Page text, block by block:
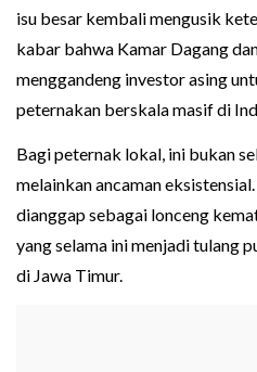
isu besar kembali mengusik
kabar bahwa Kamar Dagang
menggandeng investor asing
peternakan berskala masif di
Bagi peternak lokal, ini bukan
melainkan ancaman
dianggap sebagai lonceng
yang selama ini menjadi tulang
di Jawa Timur.